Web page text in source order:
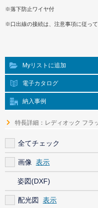
※落下防止ワイヤ付
※口出線の接続は、注意事項に従って
Myリストに追加
電子カタログ
納入事例
特長詳細：レディオック フラ
全てチェック
画像
姿図(DXF)
配光図